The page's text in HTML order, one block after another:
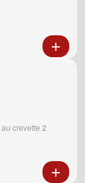
crevette 2